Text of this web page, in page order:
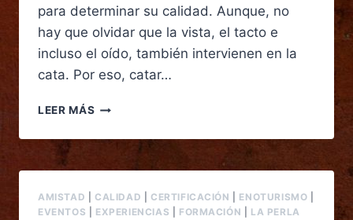
para determinar su calidad. Aunque, no
hay que olvidar que la vista, el tacto e
incluso el oído, también intervienen en la
cata. Por eso, catar…
LEER MÁS
AMISTAD CALIDAD CERTIFICACIÓN ENOTURISMO
EVENTOS
EXPERIENCIAS FORMACIÓN
LA PERLA